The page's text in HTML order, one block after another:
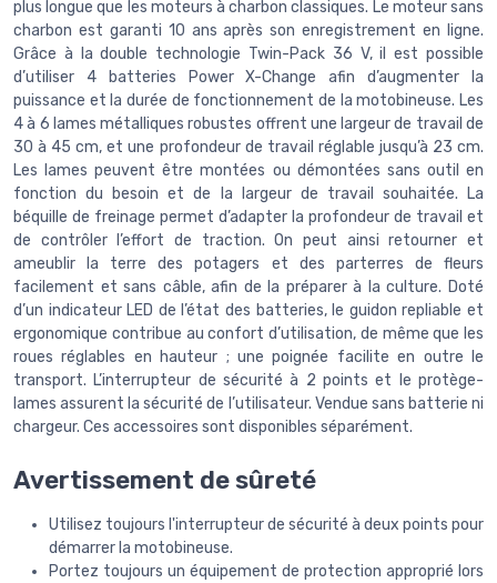
plus longue que les moteurs à charbon classiques. Le moteur sans
charbon est garanti 10 ans après son enregistrement en ligne.
Grâce à la double technologie Twin-Pack 36 V, il est possible
d’utiliser 4 batteries Power X-Change afin d’augmenter la
puissance et la durée de fonctionnement de la motobineuse. Les
4 à 6 lames métalliques robustes offrent une largeur de travail de
30 à 45 cm, et une profondeur de travail réglable jusqu’à 23 cm.
Les lames peuvent être montées ou démontées sans outil en
fonction du besoin et de la largeur de travail souhaitée. La
béquille de freinage permet d’adapter la profondeur de travail et
de contrôler l’effort de traction. On peut ainsi retourner et
ameublir la terre des potagers et des parterres de fleurs
facilement et sans câble, afin de la préparer à la culture. Doté
d’un indicateur LED de l’état des batteries, le guidon repliable et
ergonomique contribue au confort d’utilisation, de même que les
roues réglables en hauteur ; une poignée facilite en outre le
transport. L’interrupteur de sécurité à 2 points et le protège-
lames assurent la sécurité de l’utilisateur. Vendue sans batterie ni
chargeur. Ces accessoires sont disponibles séparément.
Avertissement de sûreté
Utilisez toujours l'interrupteur de sécurité à deux points pour
démarrer la motobineuse.
Portez toujours un équipement de protection approprié lors